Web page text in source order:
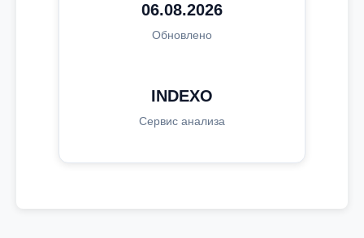
06.08.2026
Обновлено
INDEXO
Сервис анализа